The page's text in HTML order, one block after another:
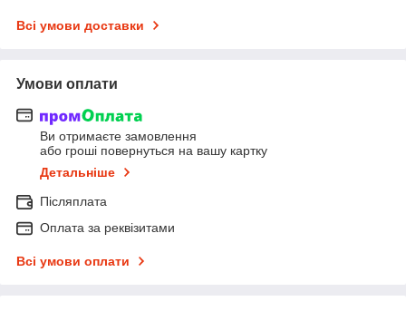
Всі умови доставки
Умови оплати
Ви отримаєте замовлення
або гроші повернуться на вашу картку
Детальніше
Післяплата
Оплата за реквізитами
Всі умови оплати